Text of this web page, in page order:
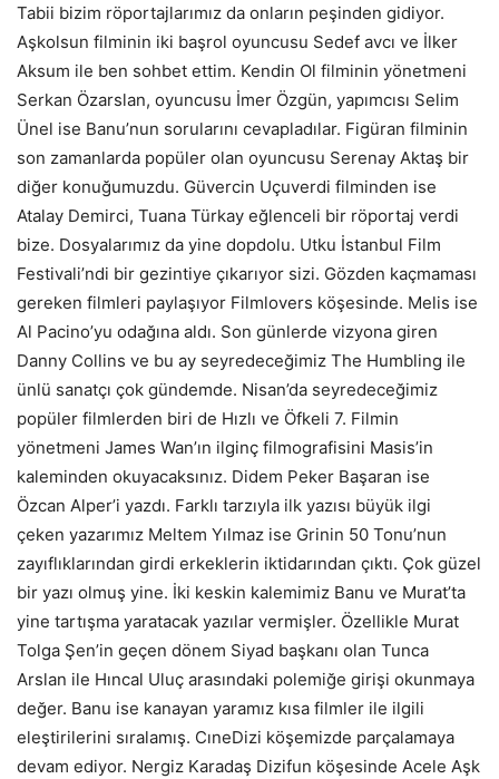
Tabii bizim röportajlarımız da onların peşinden gidiyor.
Aşkolsun filminin iki başrol oyuncusu Sedef avcı ve İlker
Aksum ile ben sohbet ettim. Kendin Ol filminin yönetmeni
Serkan Özarslan, oyuncusu İmer Özgün, yapımcısı Selim
Ünel ise Banu’nun sorularını cevapladılar. Figüran filminin
son zamanlarda popüler olan oyuncusu Serenay Aktaş bir
diğer konuğumuzdu. Güvercin Uçuverdi filminden ise
Atalay Demirci, Tuana Türkay eğlenceli bir röportaj verdi
bize. Dosyalarımız da yine dopdolu. Utku İstanbul Film
Festivali’ndi bir gezintiye çıkarıyor sizi. Gözden kaçmaması
gereken filmleri paylaşıyor Filmlovers köşesinde. Melis ise
Al Pacino’yu odağına aldı. Son günlerde vizyona giren
Danny Collins ve bu ay seyredeceğimiz The Humbling ile
ünlü sanatçı çok gündemde. Nisan’da seyredeceğimiz
popüler filmlerden biri de Hızlı ve Öfkeli 7. Filmin
yönetmeni James Wan’ın ilginç filmografisini Masis’in
kaleminden okuyacaksınız. Didem Peker Başaran ise
Özcan Alper’i yazdı. Farklı tarzıyla ilk yazısı büyük ilgi
çeken yazarımız Meltem Yılmaz ise Grinin 50 Tonu’nun
zayıflıklarından girdi erkeklerin iktidarından çıktı. Çok güzel
bir yazı olmuş yine. İki keskin kalemimiz Banu ve Murat’ta
yine tartışma yaratacak yazılar vermişler. Özellikle Murat
Tolga Şen’in geçen dönem Siyad başkanı olan Tunca
Arslan ile Hıncal Uluç arasındaki polemiğe girişi okunmaya
değer. Banu ise kanayan yaramız kısa filmler ile ilgili
eleştirilerini sıralamış. CıneDizi köşemizde parçalamaya
devam ediyor. Nergiz Karadaş Dizifun köşesinde Acele Aşk